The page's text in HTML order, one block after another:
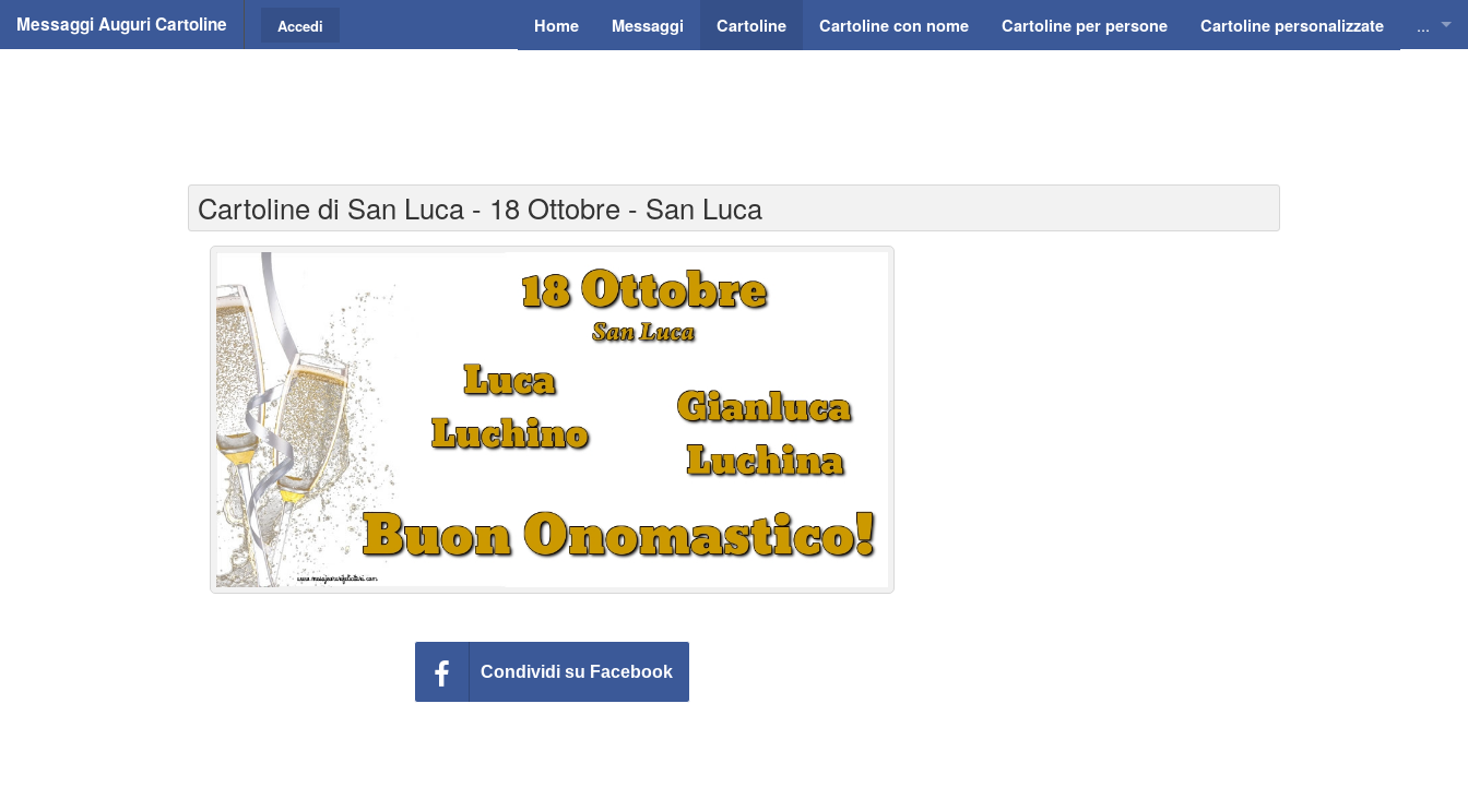
Messaggi Auguri Cartoline Home Messaggi Cartoline Cartoline con nome Cartoline per persone Cartoline personalizzate ...
Accedi
Cartoline di San Luca - 18 Ottobre - San Luca
Condividi su Facebook